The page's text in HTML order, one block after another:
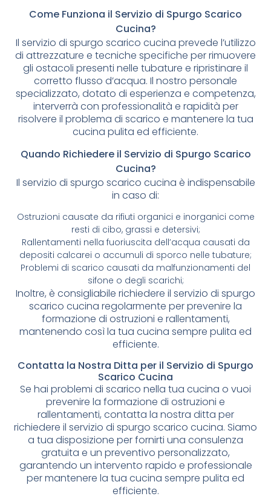
Come Funziona il Servizio di Spurgo Scarico
Cucina?
Il servizio di spurgo scarico cucina prevede l’utilizzo
di attrezzature e tecniche specifiche per rimuovere
gli ostacoli presenti nelle tubature e ripristinare il
corretto flusso d’acqua. Il nostro personale
specializzato, dotato di esperienza e competenza,
interverrà con professionalità e rapidità per
risolvere il problema di scarico e mantenere la tua
cucina pulita ed efficiente.
Quando Richiedere il Servizio di Spurgo Scarico
Cucina?
Il servizio di spurgo scarico cucina è indispensabile
in caso di:
Ostruzioni causate da rifiuti organici e inorganici come
resti di cibo, grassi e detersivi;
Rallentamenti nella fuoriuscita dell’acqua causati da
depositi calcarei o accumuli di sporco nelle tubature;
Problemi di scarico causati da malfunzionamenti del
sifone o degli scarichi;
Inoltre, è consigliabile richiedere il servizio di spurgo
scarico cucina regolarmente per prevenire la
formazione di ostruzioni e rallentamenti,
mantenendo così la tua cucina sempre pulita ed
efficiente.
Contatta la Nostra Ditta per il Servizio di Spurgo
Scarico Cucina
Se hai problemi di scarico nella tua cucina o vuoi
prevenire la formazione di ostruzioni e
rallentamenti, contatta la nostra ditta per
richiedere il servizio di spurgo scarico cucina. Siamo
a tua disposizione per fornirti una consulenza
gratuita e un preventivo personalizzato,
garantendo un intervento rapido e professionale
per mantenere la tua cucina sempre pulita ed
efficiente.